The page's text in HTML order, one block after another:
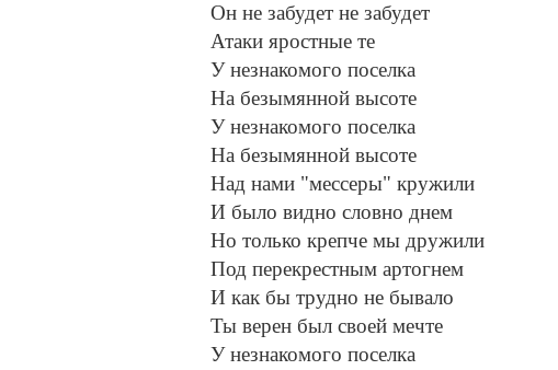
Он не забудет не забудет
Атаки яростные те
У незнакомого поселка
На безымянной высоте
У незнакомого поселка
На безымянной высоте
Над нами "мессеры" кружили
И было видно словно днем
Но только крепче мы дружили
Под перекрестным артогнем
И как бы трудно не бывало
Ты верен был своей мечте
У незнакомого поселка